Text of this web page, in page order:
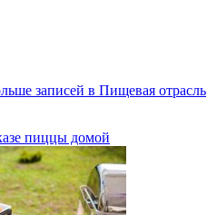
записей в Пищевая отрасль
пиццы домой